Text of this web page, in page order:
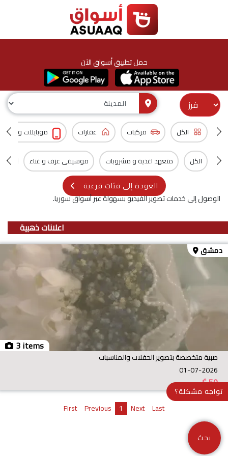
حمل تطبيق أسواق الآن
الكل مركبات عقارات موبايلات و
الكل متعهد اغذية و مشروبات موسيقى عزف و غناء
العودة إلى فئات فرعية
الوصول إلى خدمات تصوير الفيديو بسهولة عبر أسواق سوريا.
اعلانات ذهبية
3 items
دمشق
صبية متخصصة بتصوير الحفلات والمناسبات
01-07-2026
$50
First Previous 1 Next Last
بحث
تواجه مشكلة؟